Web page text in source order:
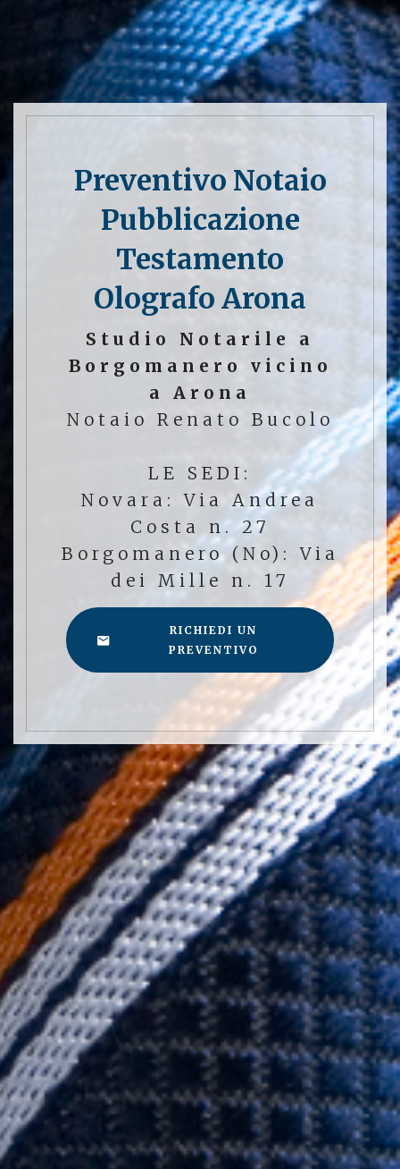
Preventivo Notaio
Pubblicazione
Testamento
Olografo Arona
Studio Notarile a
Borgomanero vicino
a Arona
Notaio Renato Bucolo
LE SEDI:
Novara: Via Andrea
Costa n. 27
Borgomanero (No): Via
dei Mille n. 17
RICHIEDI UN
PREVENTIVO